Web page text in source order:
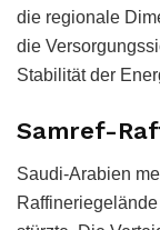
die regionale
die
Stabilität der
Samref-
Saudi-Arabien